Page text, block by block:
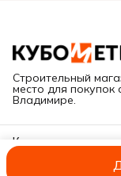
Строительный
место для покупок
Владимире.
Контакты
Г. Владимир, ул.